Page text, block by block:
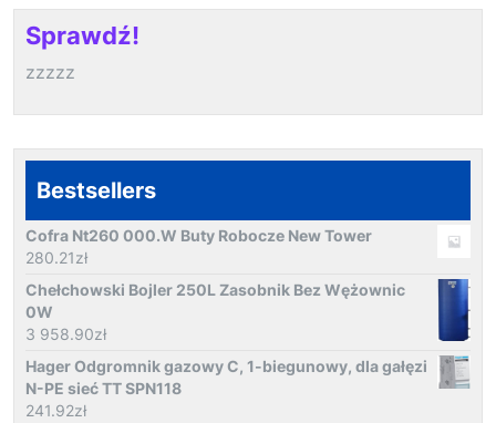
Sprawdź!
zzzzz
Bestsellers
Cofra Nt260 000.W Buty Robocze New Tower
280.21zł
Chełchowski Bojler 250L Zasobnik Bez Wężownic
0W
3 958.90zł
Hager Odgromnik gazowy C, 1-biegunowy, dla gałęzi
N-PE sieć TT SPN118
241.92zł